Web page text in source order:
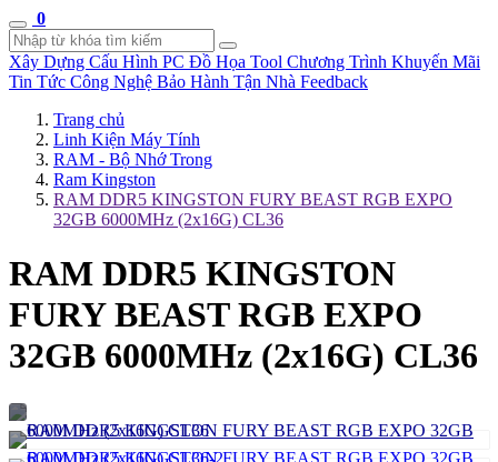
0
Xây Dựng Cấu Hình PC Đồ Họa Tool Chương Trình Khuyến Mãi
Tin Tức Công Nghệ Bảo Hành Tận Nhà Feedback
Trang chủ
Linh Kiện Máy Tính
RAM - Bộ Nhớ Trong
Ram Kingston
RAM DDR5 KINGSTON FURY BEAST RGB EXPO
32GB 6000MHz (2x16G) CL36
RAM DDR5 KINGSTON
FURY BEAST RGB EXPO
32GB 6000MHz (2x16G) CL36